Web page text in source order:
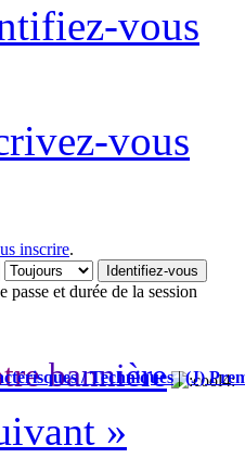
vous
vous
inscrire.
et durée de la session
tre bannière
/ Techniques|(J)
»